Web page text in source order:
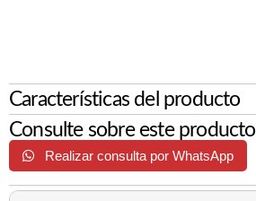
Características del producto
Consulte sobre este producto
Realizar consulta por WhatsApp